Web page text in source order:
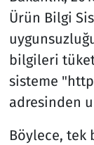
Ürün Bilgi
bilgileri
sisteme
adresinden
Böylece, tek